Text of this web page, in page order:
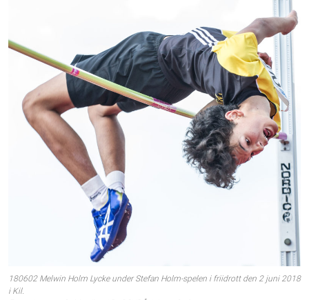
180602 Melwin Holm Lycke under Stefan Holm-spelen i friidrott den 2 juni 2018
i Kil.